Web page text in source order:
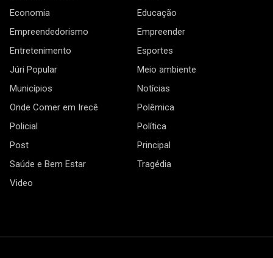
Economia
Educação
Empreendedorismo
Empreender
Entretenimento
Esportes
Júri Popular
Meio ambiente
Municípios
Notícias
Onde Comer em Irecê
Polêmica
Policial
Política
Post
Principal
Saúde e Bem Estar
Tragédia
Video